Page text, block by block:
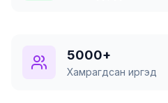
5000+
Хамрагдсан иргэд